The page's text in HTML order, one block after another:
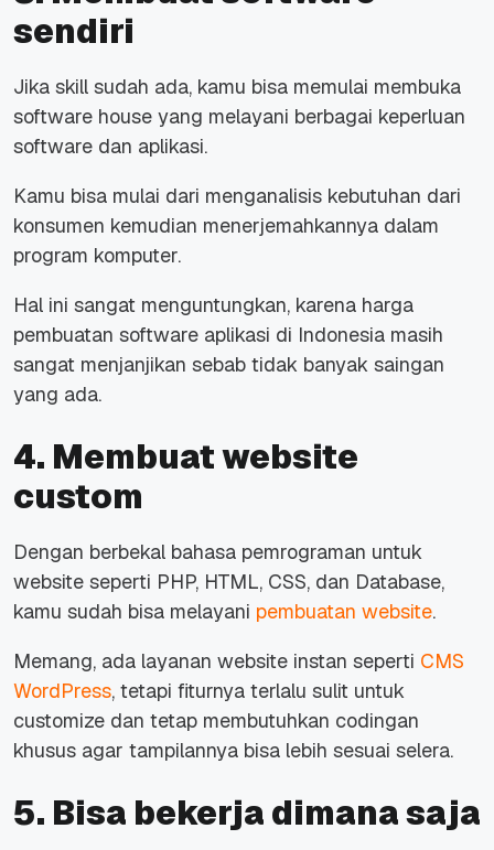
sendiri
Jika skill sudah ada, kamu bisa memulai membuka
software house yang melayani berbagai keperluan
software dan aplikasi.
Kamu bisa mulai dari menganalisis kebutuhan dari
konsumen kemudian menerjemahkannya dalam
program komputer.
Hal ini sangat menguntungkan, karena harga
pembuatan software aplikasi di Indonesia masih
sangat menjanjikan sebab tidak banyak saingan
yang ada.
4. Membuat website
custom
Dengan berbekal bahasa pemrograman untuk
website seperti PHP, HTML, CSS, dan Database,
kamu sudah bisa melayani pembuatan website.
Memang, ada layanan website instan seperti CMS
WordPress, tetapi fiturnya terlalu sulit untuk
customize dan tetap membutuhkan codingan
khusus agar tampilannya bisa lebih sesuai selera.
5. Bisa bekerja dimana saja